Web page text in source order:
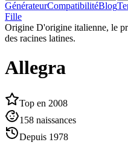
GénérateurCompatibilitéBlog
Fille
Origine D'origine italienne, le
des racines latines.
Allegra
Top en 2008
158 naissances
Depuis 1978